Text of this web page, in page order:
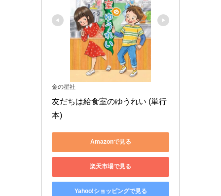
金の星社
友だちは給食室のゆうれい (単行
本)
Amazonで見る
楽天市場で見る
Yahoo!ショッピングで見る